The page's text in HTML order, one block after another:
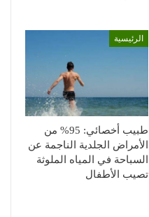
الرئيسية
طبيب أخصائي: 95% من
الأمراض الجلدية الناجمة عن
السباحة في المياه الملوثة
تصيب الأطفال